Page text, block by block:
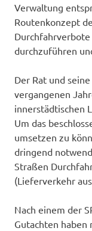
Verwaltung
Routenkonzept
Durchfahrverbote
durchzuführen
Der Rat und
vergangenen
innerstädtischen
Um das
umsetzen zu
dringend
Straßen
(Lieferverkehr
Nach einem der
Gutachten